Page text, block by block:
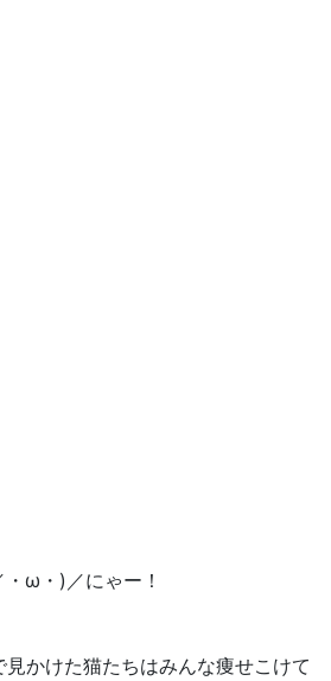
ω・)／にゃー！
かけた猫たちはみんな痩せこけて